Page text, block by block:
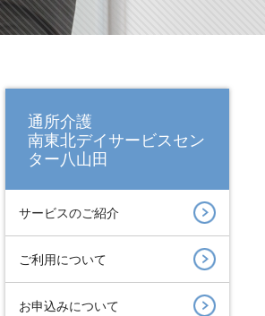
通所介護
南東北デイサービスセン
ター八山田
サービスのご紹介
ご利用について
お申込みについて